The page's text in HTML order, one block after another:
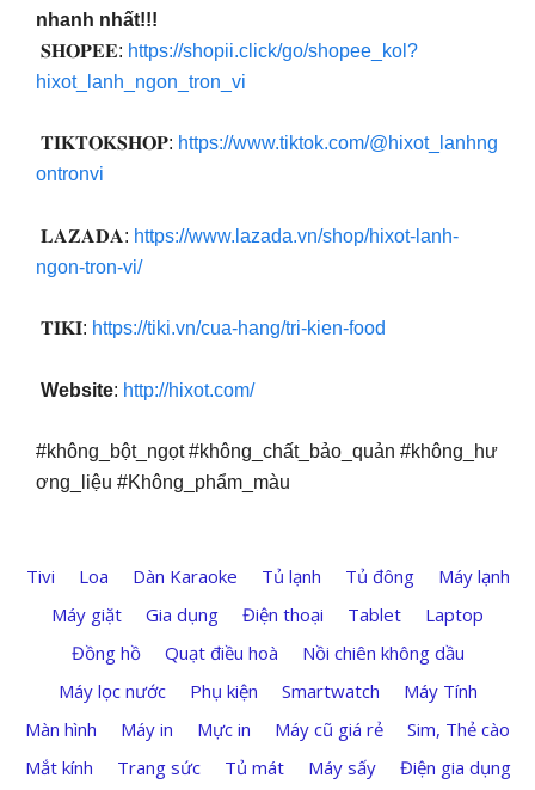
nhanh nhất!!!
𝐒𝐇𝐎𝐏𝐄𝐄: https://shopii.click/go/shopee_kol?
hixot_lanh_ngon_tron_vi
𝐓𝐈𝐊𝐓𝐎𝐊𝐒𝐇𝐎𝐏: https://www.tiktok.com/@hixot_lanhng
ontronvi
𝐋𝐀𝐙𝐀𝐃𝐀: https://www.lazada.vn/shop/hixot-lanh-
ngon-tron-vi/
𝐓𝐈𝐊𝐈: https://tiki.vn/cua-hang/tri-kien-food
Website: http://hixot.com/
#không_bột_ngọt #không_chất_bảo_quản #không_hư
ơng_liệu #Không_phẩm_màu
Tivi Loa Dàn Karaoke Tủ lạnh Tủ đông
Máy lạnh
Máy giặt
Gia dụng Điện thoại Tablet
Laptop
Đồng hồ
Quạt điều hoà
Nồi chiên không dầu
Máy lọc nước
Phụ kiện Smartwatch
Máy Tính
Màn hình
Máy in Mực in Máy cũ giá rẻ
Sim, Thẻ cào
Mắt kính
Trang sức Tủ mát Máy sấy Điện gia dụng